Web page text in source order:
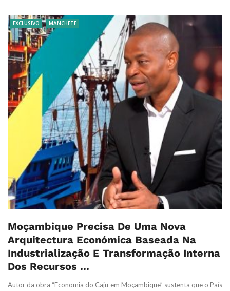
EXCLUSIVO MANCHETE
Moçambique Precisa De Uma Nova
Arquitectura Económica Baseada Na
Industrialização E Transformação Interna
Dos Recursos ...
Autor da obra “Economia do Caju em Moçambique” sustenta que o País